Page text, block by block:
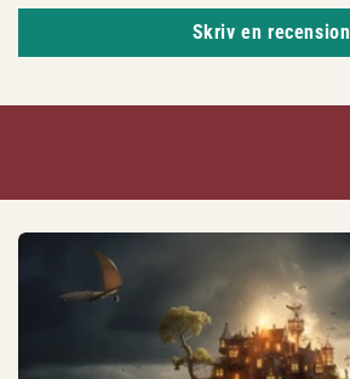
Skriv en recension